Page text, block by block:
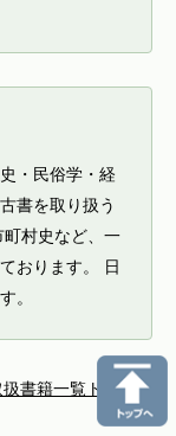
・民俗学・経
書を取り扱う
村史など、一
おります。 日
。
書籍一覧トップ